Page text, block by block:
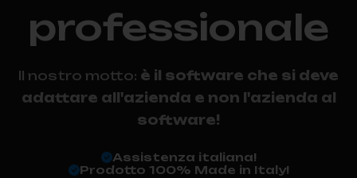
professionale
Il nostro motto: è il software che si deve
adattare all'azienda e non l'azienda al
software!
Assistenza italiana!
Prodotto 100% Made in Italy!